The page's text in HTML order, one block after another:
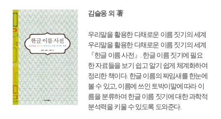
김슬옹 외 著
우리말을 활용한 다채로운 이름 짓기의 세계
우리말을 활용한 다채로운 이름 짓기의 세계
『한글 이름 사전』. 한글 이름 짓기에 필요
한 자료들을 보기 쉽고 알기 쉽게 체계화하여
정리한 책이다. 한글 이름의 짜임새를 한눈에
볼 수 있고, 이름에 쓰인 토박이말에 따라 이
름을 분류하여 한글 이름 짓기에 대한 과학적
분석력을 키울 수 있도록 도와준다.